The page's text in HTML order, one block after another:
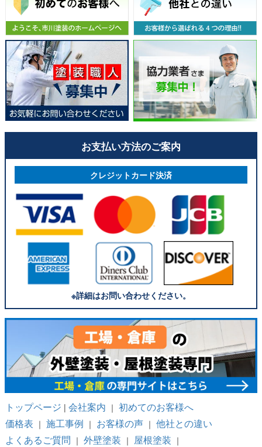
お支払い方法のご案内
クレジットカード決済
※詳細はお問い合わせください。
トップページ | 会社案内 ｜ 初めてのお客様へ
価格表 ｜ 施工事例 ｜ お客様の声｜ 他社との違い
よくあるご質問 ｜ 外壁塗装 ｜ 屋根塗装 ｜